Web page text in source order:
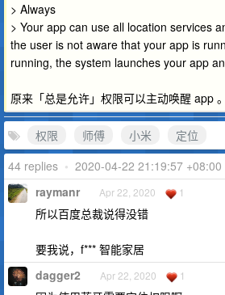
> Always
> Your app can use all location services
the user is not aware that your app is
running, the system launches your app
原来「总是允许」权限可以主动唤醒 app 。
权限 师傅 小米
定位
44 replies • 2020-04-22 21:19:57 +08:00
raymanr Apr 22, 2020 1
所以百度总裁说得没错
要我说，f*** 智能家居
dagger2 Apr 22, 2020 1